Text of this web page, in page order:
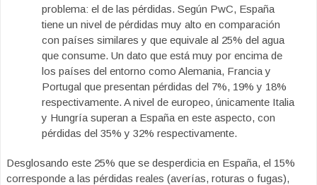
problema: el de las pérdidas. Según PwC, España
tiene un nivel de pérdidas muy alto en comparación
con países similares y que equivale al 25% del agua
que consume. Un dato que está muy por encima de
los países del entorno como Alemania, Francia y
Portugal que presentan pérdidas del 7%, 19% y 18%
respectivamente. A nivel de europeo, únicamente Italia
y Hungría superan a España en este aspecto, con
pérdidas del 35% y 32% respectivamente.
Desglosando este 25% que se desperdicia en España, el 15%
corresponde a las pérdidas reales (averías, roturas o fugas),